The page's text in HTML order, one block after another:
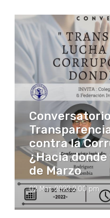
contra la
¿Hacia donde
de Marzo
02 Mar, 2022 2:00 pm